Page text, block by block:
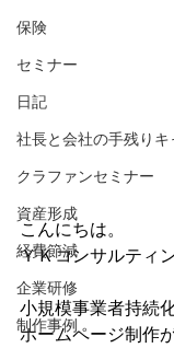
保険
セミナー
日記
社長と会社の手残り
クラファンセミナー
資産形成
経費節減
企業研修
制作事例
こんにちは。
ＹＫコンサルティ
小規模事業者持続
ホームページ制作